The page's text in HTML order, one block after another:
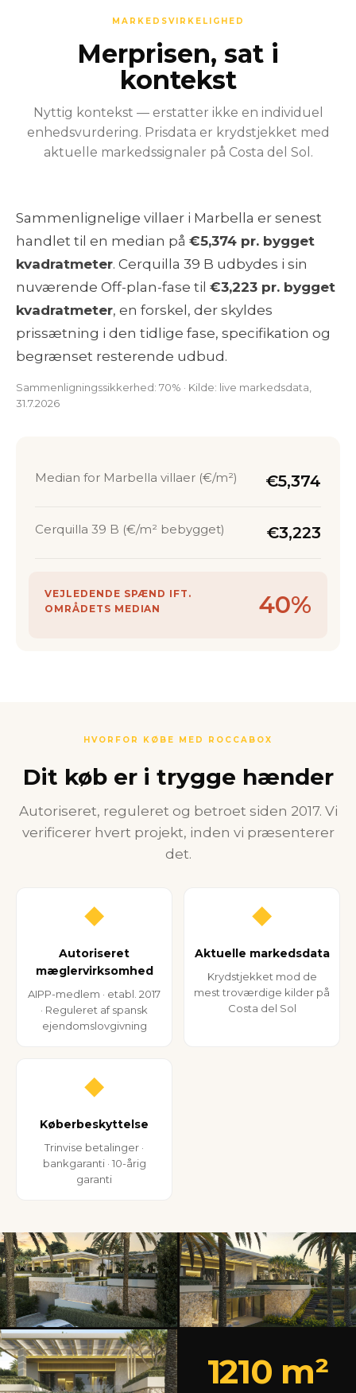
MARKEDSVIRKELIGHED
Merprisen, sat i
kontekst
Nyttig kontekst — erstatter ikke en individuel
enhedsvurdering. Prisdata er krydstjekket med
aktuelle markedssignaler på Costa del Sol.
Sammenlignelige villaer i Marbella er senest
handlet til en median på €5,374 pr. bygget
kvadratmeter. Cerquilla 39 B udbydes i sin
nuværende Off-plan-fase til €3,223 pr. bygget
kvadratmeter, en forskel, der skyldes
prissætning i den tidlige fase, specifikation og
begrænset resterende udbud.
Sammenligningssikkerhed: 70% · Kilde: live markedsdata,
31.7.2026
Median for Marbella villaer (€/m²) €5,374
Cerquilla 39 B (€/m² bebygget) €3,223
VEJLEDENDE SPÆND IFT.
OMRÅDETS MEDIAN
40%
HVORFOR KØBE MED ROCCABOX
Dit køb er i trygge hænder
Autoriseret, reguleret og betroet siden 2017. Vi
verificerer hvert projekt, inden vi præsenterer
det.
◆
Autoriseret
mæglervirksomhed
AIPP-medlem · etabl. 2017
· Reguleret af spansk
ejendomslovgivning
◆
Aktuelle markedsdata
Krydstjekket mod de
mest troværdige kilder på
Costa del Sol
◆
Køberbeskyttelse
Trinvise betalinger ·
bankgaranti · 10-årig
garanti
1210 m²